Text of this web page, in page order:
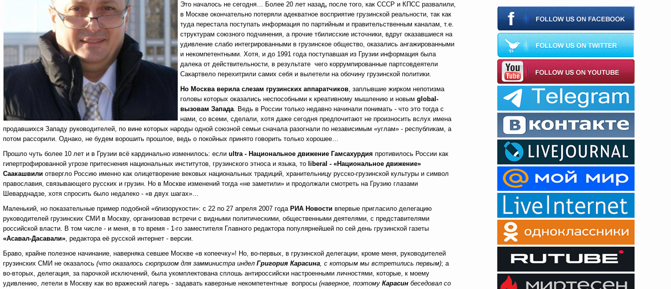
Это началось не сегодня… Более 20 лет назад, после того, как СССР и КПСС развалили,
в Москве окончательно потеряли адекватное восприятие грузинской реальности, так как
туда перестала поступать информация по партийным и правительственным каналам, т.е.
структурам союзного подчинения, а прочие тбилисские источники, вдруг оказавшиеся на
удивление слабо интегрированными в грузинское общество, оказались ангажированными
и некомпетентными. Хотя, и до 1991 года поступавшая из Грузии информация была
далека от действительности, в результате чего коррумпированные партсовдеятели
Сакартвело перехитрили самих себя и вылетели на обочину грузинской политики.
Но Москва верила слезам грузинских аппаратчиков, заплывшие жирком непотизма
головы которых оказались неспособными к креативному мышлению и новым global -
вызовам Запада. Ведь в России только недавно начинали понимать - что это тогда с
нами, со всеми, сделали, хотя даже сегодня предпочитают не произносить вслух имена
продавшихся Западу руководителей, по вине которых народы одной союзной семьи сначала разогнали по независимым «углам» - республикам, а
потом рассорили. Однако, не будем ворошить прошлое, ведь о покойных принято говорить только хорошее…
Прошло чуть более 10 лет и в Грузии всё кардинально изменилось: если ultra- Национальное движение Гамсахурдия противилось России как
гипертрофированной угрозе притеснения национальных институтов, грузинского этноса и языка, то liberal - «Национальное движение»
Саакашвили отвергло Россию именно как олицетворение вековых национальных традиций, хранительницу русско-грузинской культуры и символ
православия, связывающего русских и грузин. Но в Москве изменений тогда «не заметили» и продолжали смотреть на Грузию глазами
Шеварднадзе, хотя спросить было недалеко - «в двух шагах»…
Маленький, но показательные пример подобной «близорукости»: с 22 по 27 апреля 2007 года РИА Новости впервые пригласило делегацию
руководителей грузинских СМИ в Москву, организовав встречи с видными политическими, общественными деятелями, с представителями
российской власти. В том числе - и меня, в то время - 1-го заместителя Главного редактора популярнейшей по сей день грузинской газеты
«Асавал-Дасавали», редактора её русской интернет - версии.
Браво, крайне полезное начинание, наверняка севшее Москве «в копеечку»! Но, во-первых, в грузинской делегации, кроме меня, руководителей
грузинских СМИ не оказалось (что оказалось сюрпризом для замминистра индел Григория Карасина, с которым мы встретились первым); а
во-вторых, делегация, за парочкой исключений, была укомплектована сплошь антироссийски настроенными личностями, которые, к моему
удивлению, летели в Москву как во вражеский лагерь - задавать каверзные некомпетентные вопросы (наверное, поэтому Карасин беседовал со